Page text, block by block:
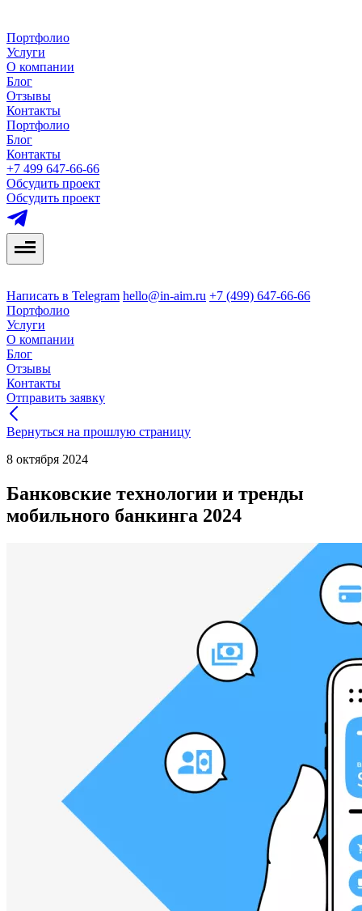
Портфолио
Услуги
О компании
Блог
Отзывы
Контакты
Портфолио
Блог
Контакты
+7 499 647-66-66
Обсудить проект
Обсудить проект
Написать в Telegram hello@in-aim.ru +7 (499) 647-66-66
Портфолио
Услуги
О компании
Блог
Отзывы
Контакты
Отправить заявку
Вернуться на прошлую страницу
8 октября 2024
Банковские технологии и тренды
мобильного банкинга 2024